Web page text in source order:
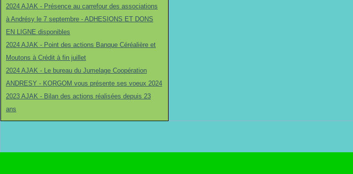
2024 AJAK - Présence au carrefour des associations
à Andrésy le 7 septembre - ADHESIONS ET DONS
EN LIGNE disponibles
2024 AJAK - Point des actions Banque Céréalière et
Moutons à Crédit à fin juillet
2024 AJAK - Le bureau du Jumelage Coopération
ANDRESY - KORGOM vous présente ses voeux 2024
2023 AJAK - Bilan des actions réalisées depuis 23
ans